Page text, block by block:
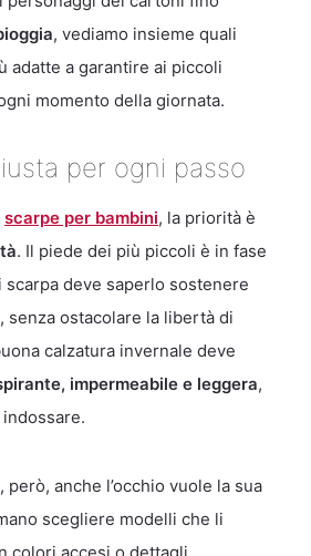
, vediamo insieme quali
adatte a garantire ai piccoli
momento della giornata.
per ogni passo
scarpe per bambini, la priorità è
. Il piede dei più piccoli è in fase
deve saperlo sostenere
senza ostacolare la libertà di
calzatura invernale deve
impermeabile e leggera,
anche l’occhio vuole la sua
scegliere modelli che li